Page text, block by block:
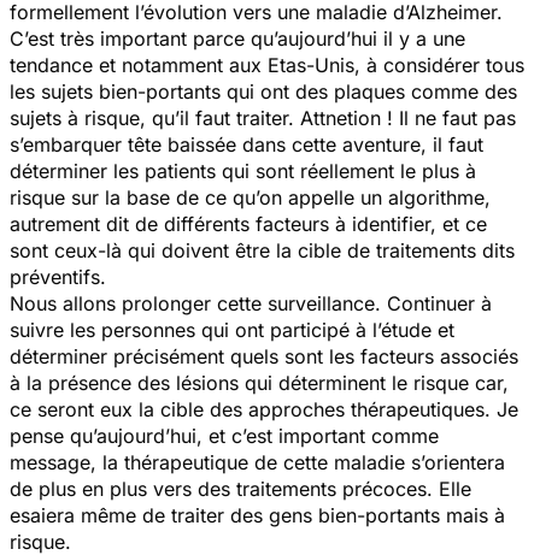
formellement l’évolution vers une maladie d’Alzheimer.
C’est très important parce qu’aujourd’hui il y a une
tendance et notamment aux Etas-Unis, à considérer tous
les sujets bien-portants qui ont des plaques comme des
sujets à risque, qu’il faut traiter. Attnetion ! Il ne faut pas
s’embarquer tête baissée dans cette aventure, il faut
déterminer les patients qui sont réellement le plus à
risque sur la base de ce qu’on appelle un algorithme,
autrement dit de différents facteurs à identifier, et ce
sont ceux-là qui doivent être la cible de traitements dits
préventifs.
Nous allons prolonger cette surveillance. Continuer à
suivre les personnes qui ont participé à l’étude et
déterminer précisément quels sont les facteurs associés
à la présence des lésions qui déterminent le risque car,
ce seront eux la cible des approches thérapeutiques. Je
pense qu’aujourd’hui, et c’est important comme
message, la thérapeutique de cette maladie s’orientera
de plus en plus vers des traitements précoces. Elle
esaiera même de traiter des gens bien-portants mais à
risque.